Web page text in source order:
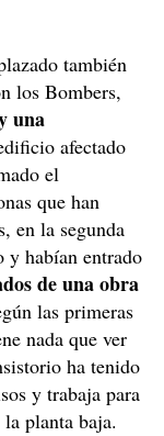
también
los Bombers,
una
afectado
el
que han
en la segunda
habían entrado
de una obra
las primeras
nada que ver
ha tenido
y trabaja para
planta baja.